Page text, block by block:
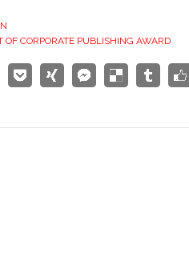
OF CORPORATE PUBLISHING AWARD